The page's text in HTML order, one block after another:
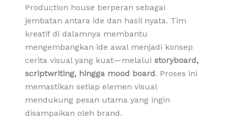
Production house berperan sebagai
jembatan antara ide dan hasil nyata. Tim
kreatif di dalamnya membantu
mengembangkan ide awal menjadi konsep
cerita visual yang kuat—melalui storyboard,
scriptwriting, hingga mood board. Proses ini
memastikan setiap elemen visual
mendukung pesan utama yang ingin
disampaikan oleh brand.